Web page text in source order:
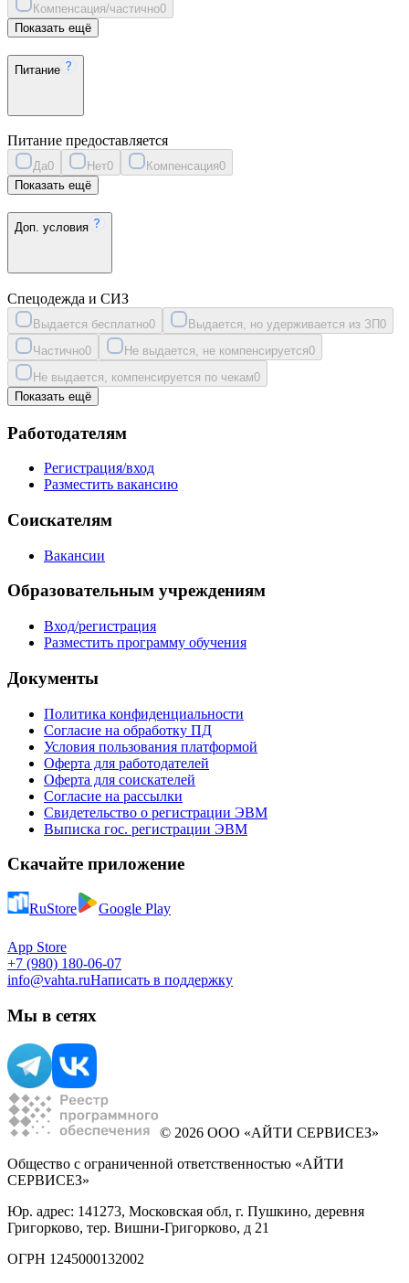
Компенсация/частично0
Показать ещё
Питание
Питание предоставляется
Да0 Нет0 Компенсация0
Показать ещё
Доп. условия
Спецодежда и СИЗ
Выдается бесплатно0 Выдается, но удерживается из ЗП0
Частично0 Не выдается, не компенсируется0
Не выдается, компенсируется по чекам0
Показать ещё
Работодателям
Регистрация/вход
Разместить вакансию
Соискателям
Вакансии
Образовательным учреждениям
Вход/регистрация
Разместить программу обучения
Документы
Политика конфиденциальности
Согласие на обработку ПД
Условия пользования платформой
Оферта для работодателей
Оферта для соискателей
Согласие на рассылки
Свидетельство о регистрации ЭВМ
Выписка гос. регистрации ЭВМ
Скачайте приложение
RuStore Google Play
App Store
+7 (980) 180-06-07
info@vahta.ruНаписать в поддержку
Мы в сетях
© 2026 ООО «АЙТИ СЕРВИСЕЗ»
Общество с ограниченной ответственностью «АЙТИ
СЕРВИСЕЗ»
Юр. адрес: 141273, Московская обл, г. Пушкино, деревня
Григорково, тер. Вишни-Григорково, д 21
ОГРН 1245000132002